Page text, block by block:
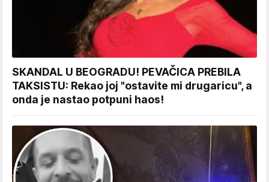
SKANDAL U BEOGRADU! PEVAČICA PREBILA
TAKSISTU: Rekao joj "ostavite mi drugaricu", a
onda je nastao potpuni haos!